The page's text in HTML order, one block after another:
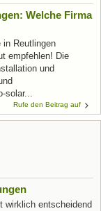
Welche Firma
in Reutlingen
empfehlen! Die
und
Rufe den Beitrag auf
wirklich entscheidend